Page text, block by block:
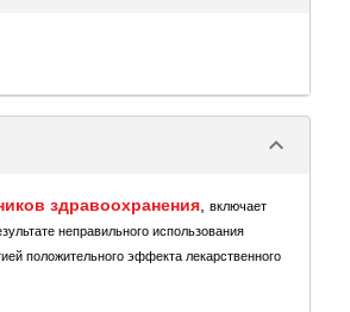
keyboard_arrow_down
здравоохранения
включает
неправильного использования
положительного эффекта лекарственного